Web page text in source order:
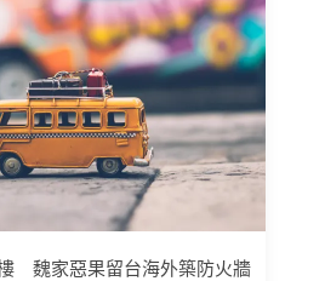
魏家惡果留台海外築防火牆